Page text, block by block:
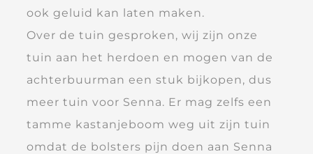
ook geluid kan laten maken.
Over de tuin gesproken, wij zijn onze
tuin aan het herdoen en mogen van de
achterbuurman een stuk bijkopen, dus
meer tuin voor Senna. Er mag zelfs een
tamme kastanjeboom weg uit zijn tuin
omdat de bolsters pijn doen aan Senna